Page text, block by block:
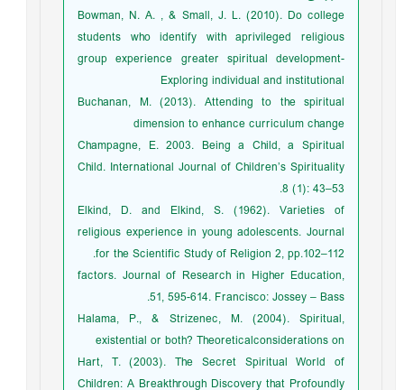
Bowman, N. A. , & Small, J. L. (2010). Do college
students who identify with aprivileged religious
group experience greater spiritual development-
Exploring individual and institutional
Buchanan, M. (2013). Attending to the spiritual
dimension to enhance curriculum change
Champagne, E. 2003. Being a Child, a Spiritual
Child. International Journal of Children’s Spirituality
8 (1): 43–53.
Elkind, D. and Elkind, S. (1962). Varieties of
religious experience in young adolescents. Journal
for the Scientific Study of Religion 2, pp.102–112.
factors. Journal of Research in Higher Education,
51, 595-614. Francisco: Jossey – Bass.
Halama, P., & Strizenec, M. (2004). Spiritual,
existential or both? Theoreticalconsiderations on
Hart, T. (2003). The Secret Spiritual World of
Children: A Breakthrough Discovery that Profoundly